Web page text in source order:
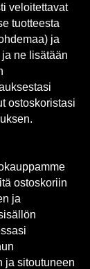
veloitettavat
tuotteesta
ja
ne lisätään
ostoskoristasi
ostoskoriin
ja
ja sitoutuneen